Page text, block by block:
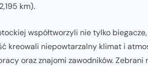
km).
współtworzyli nie tylko
kreowali niepowtarzalny klimat i
oraz znajomi zawodników.